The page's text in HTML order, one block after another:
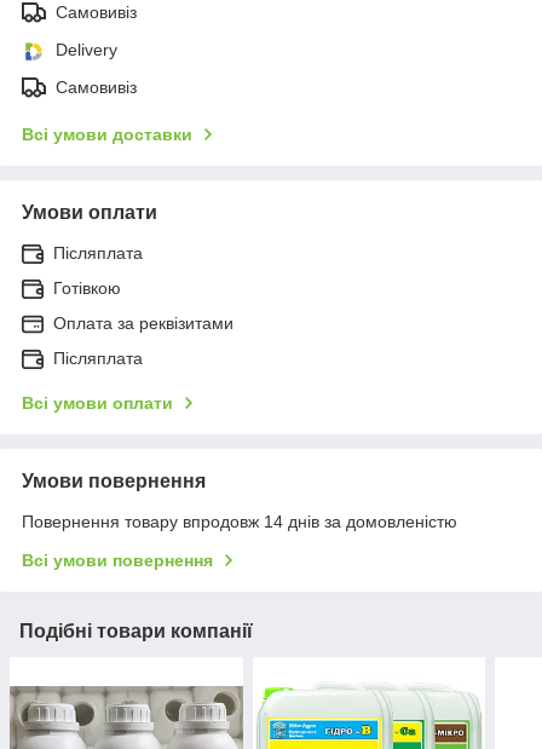
Самовивіз
Delivery
Самовивіз
Всі умови доставки
Умови оплати
Післяплата
Готівкою
Оплата за реквізитами
Післяплата
Всі умови оплати
Умови повернення
Повернення товару впродовж 14 днів за домовленістю
Всі умови повернення
Подібні товари компанії